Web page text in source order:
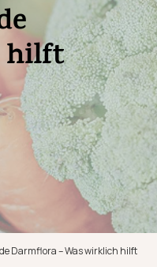
hilft
Darmflora – Was wirklich hilft